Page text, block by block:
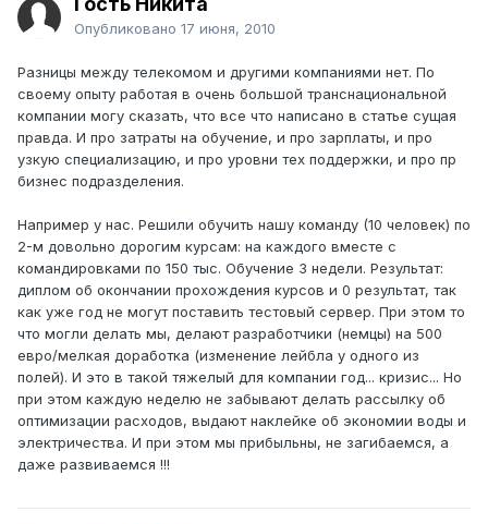
Опубликовано 17 июня, 2010
Разницы между телекомом и другими компаниями нет. По
своему опыту работая в очень большой транснациональной
компании могу сказать, что все что написано в статье сущая
правда. И про затраты на обучение, и про зарплаты, и про
узкую специализацию, и про уровни тех поддержки, и про пр
бизнес подразделения.
Например у нас. Решили обучить нашу команду (10 человек) по
2-м довольно дорогим курсам: на каждого вместе с
командировками по 150 тыс. Обучение 3 недели. Результат:
диплом об окончании прохождения курсов и 0 результат, так
как уже год не могут поставить тестовый сервер. При этом то
что могли делать мы, делают разработчики (немцы) на 500
евро/мелкая доработка (изменение лейбла у одного из
полей). И это в такой тяжелый для компании год... кризис... Но
при этом каждую неделю не забывают делать рассылку об
оптимизации расходов, выдают наклейке об экономии воды и
электричества. И при этом мы прибыльны, не загибаемся, а
даже развиваемся !!!